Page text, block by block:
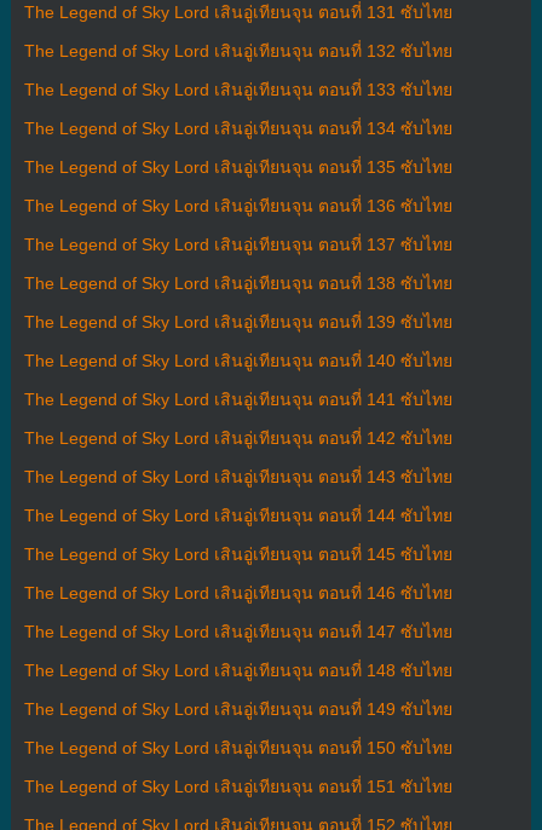
The Legend of Sky Lord เสินอู่เทียนจุน ตอนที่ 131 ซับไทย
The Legend of Sky Lord เสินอู่เทียนจุน ตอนที่ 132 ซับไทย
The Legend of Sky Lord เสินอู่เทียนจุน ตอนที่ 133 ซับไทย
The Legend of Sky Lord เสินอู่เทียนจุน ตอนที่ 134 ซับไทย
The Legend of Sky Lord เสินอู่เทียนจุน ตอนที่ 135 ซับไทย
The Legend of Sky Lord เสินอู่เทียนจุน ตอนที่ 136 ซับไทย
The Legend of Sky Lord เสินอู่เทียนจุน ตอนที่ 137 ซับไทย
The Legend of Sky Lord เสินอู่เทียนจุน ตอนที่ 138 ซับไทย
The Legend of Sky Lord เสินอู่เทียนจุน ตอนที่ 139 ซับไทย
The Legend of Sky Lord เสินอู่เทียนจุน ตอนที่ 140 ซับไทย
The Legend of Sky Lord เสินอู่เทียนจุน ตอนที่ 141 ซับไทย
The Legend of Sky Lord เสินอู่เทียนจุน ตอนที่ 142 ซับไทย
The Legend of Sky Lord เสินอู่เทียนจุน ตอนที่ 143 ซับไทย
The Legend of Sky Lord เสินอู่เทียนจุน ตอนที่ 144 ซับไทย
The Legend of Sky Lord เสินอู่เทียนจุน ตอนที่ 145 ซับไทย
The Legend of Sky Lord เสินอู่เทียนจุน ตอนที่ 146 ซับไทย
The Legend of Sky Lord เสินอู่เทียนจุน ตอนที่ 147 ซับไทย
The Legend of Sky Lord เสินอู่เทียนจุน ตอนที่ 148 ซับไทย
The Legend of Sky Lord เสินอู่เทียนจุน ตอนที่ 149 ซับไทย
The Legend of Sky Lord เสินอู่เทียนจุน ตอนที่ 150 ซับไทย
The Legend of Sky Lord เสินอู่เทียนจุน ตอนที่ 151 ซับไทย
The Legend of Sky Lord เสินอู่เทียนจุน ตอนที่ 152 ซับไทย